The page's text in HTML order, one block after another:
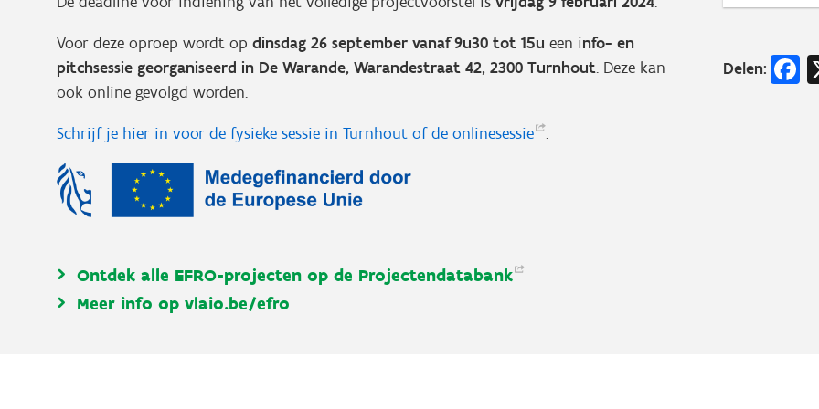
Voor deze oproep wordt op dinsdag 26 september vanaf 9u30 tot 15u een info- en
pitchsessie georganiseerd in De Warande, Warandestraat 42, 2300 Turnhout. Deze kan
ook online gevolgd worden.
Schrijf je hier in voor de fysieke sessie in Turnhout of de onlinesessie .
Ontdek alle EFRO-projecten op de Projectendatabank
Meer info op vlaio.be/efro
Delen: